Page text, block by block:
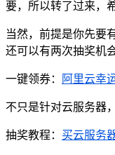
要，所以转了过来，
当然，前提是你先要
还可以有两次抽奖机会
一键领券： 阿里云幸
不只是针对云服务器
抽奖教程： 买云服务